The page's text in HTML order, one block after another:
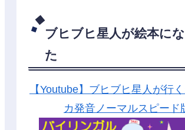
ブヒブヒ星人が絵本に
た
【Youtube】ブヒブヒ星人が行
カ発音ノーマルスピード